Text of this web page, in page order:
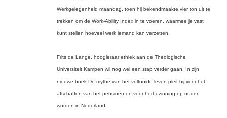
Werkgelegenheid maandag, toen hij bekendmaakte vier ton uit te
trekken om de Work-Ability Index in te voeren, waarmee je vast
kunt stellen hoeveel werk iemand kan verzetten.
Frits de Lange, hoogleraar ethiek aan de Theologische
Universiteit Kampen wil nog wel een stap verder gaan. In zijn
nieuwe boek De mythe van het voltooide leven pleit hij voor het
afschaffen van het pensioen en voor herbezinning op ouder
worden in Nederland.